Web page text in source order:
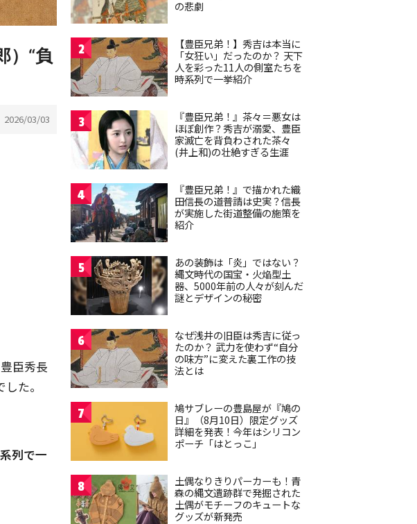
）“負
2026/03/03
臣秀長
した。
列で一
の悲劇
2
【豊臣兄弟！】秀吉は本当に
「女狂い」だったのか？ 天下
人を彩った11人の側室たちを
時系列で一挙紹介
3
『豊臣兄弟！』茶々＝悪女は
ほぼ創作？秀吉が溺愛、豊臣
家滅亡を背負わされた茶々
(井上和)の壮絶すぎる生涯
4
『豊臣兄弟！』で描かれた織
田信長の道普請は史実？信長
が実施した街道整備の施策を
紹介
5
あの装飾は「炎」ではない？
縄文時代の国宝・火焔型土
器、5000年前の人々が刻んだ
謎とデザインの秘密
6
なぜ浅井の旧臣は秀吉に従っ
たのか？ 武力を使わず“自分
の味方”に変えた裏工作の技
法とは
7
鳩サブレーの豊島屋が『鳩の
日』（8月10日）限定グッズ
詳細を発表！今年はシリコン
ポーチ「はとっこ」
8
土偶なりきりパーカーも！青
森の縄文遺跡群で発掘された
土偶がモチーフのキュートな
グッズが新発売